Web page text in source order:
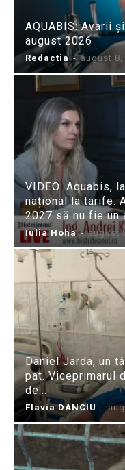
AQUABIS: Avarii
august 2026
Redactia - august 8,
VIDEO: Aquabis,
național la tarife.
2027 să nu fie un
Iulia Hoha - august
Daniel Jarda, un
pat. Viceprimarul
de...
Flavia DANCIU -